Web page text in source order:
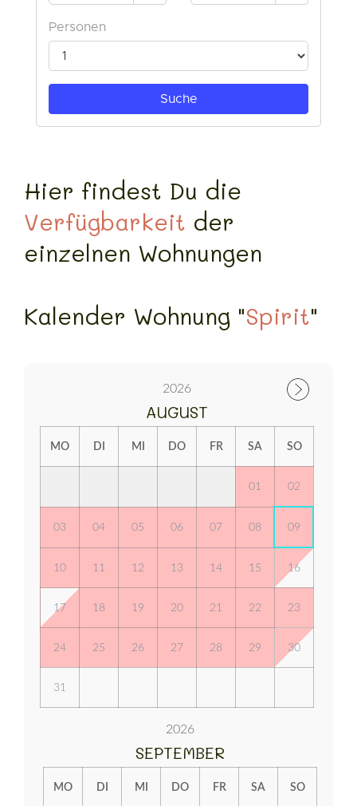
Hier findest Du die
Verfügbarkeit der
einzelnen Wohnungen
Kalender Wohnung "Spirit"
2026
AUGUST
MO DI MI DO FR SA SO
01 02
03 04 05 06 07 08 09
10 11 12 13 14 15 16
17 18 19 20 21 22 23
24 25 26 27 28 29 30
31
2026
SEPTEMBER
MO DI MI DO FR SA SO